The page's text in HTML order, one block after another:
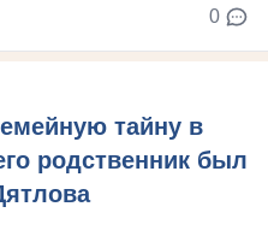
0
тайну в
родственник был